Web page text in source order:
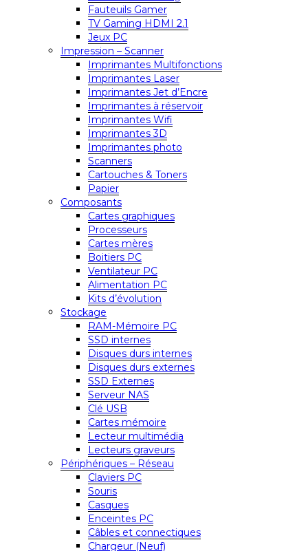
Fauteuils Gamer
TV Gaming HDMI 2.1
Jeux PC
Impression – Scanner
Imprimantes Multifonctions
Imprimantes Laser
Imprimantes Jet d’Encre
Imprimantes à réservoir
Imprimantes Wifi
Imprimantes 3D
Imprimantes photo
Scanners
Cartouches & Toners
Papier
Composants
Cartes graphiques
Processeurs
Cartes mères
Boitiers PC
Ventilateur PC
Alimentation PC
Kits d’évolution
Stockage
RAM-Mémoire PC
SSD internes
Disques durs internes
Disques durs externes
SSD Externes
Serveur NAS
Clé USB
Cartes mémoire
Lecteur multimédia
Lecteurs graveurs
Périphériques – Réseau
Claviers PC
Souris
Casques
Enceintes PC
Câbles et connectiques
Chargeur (Neuf)